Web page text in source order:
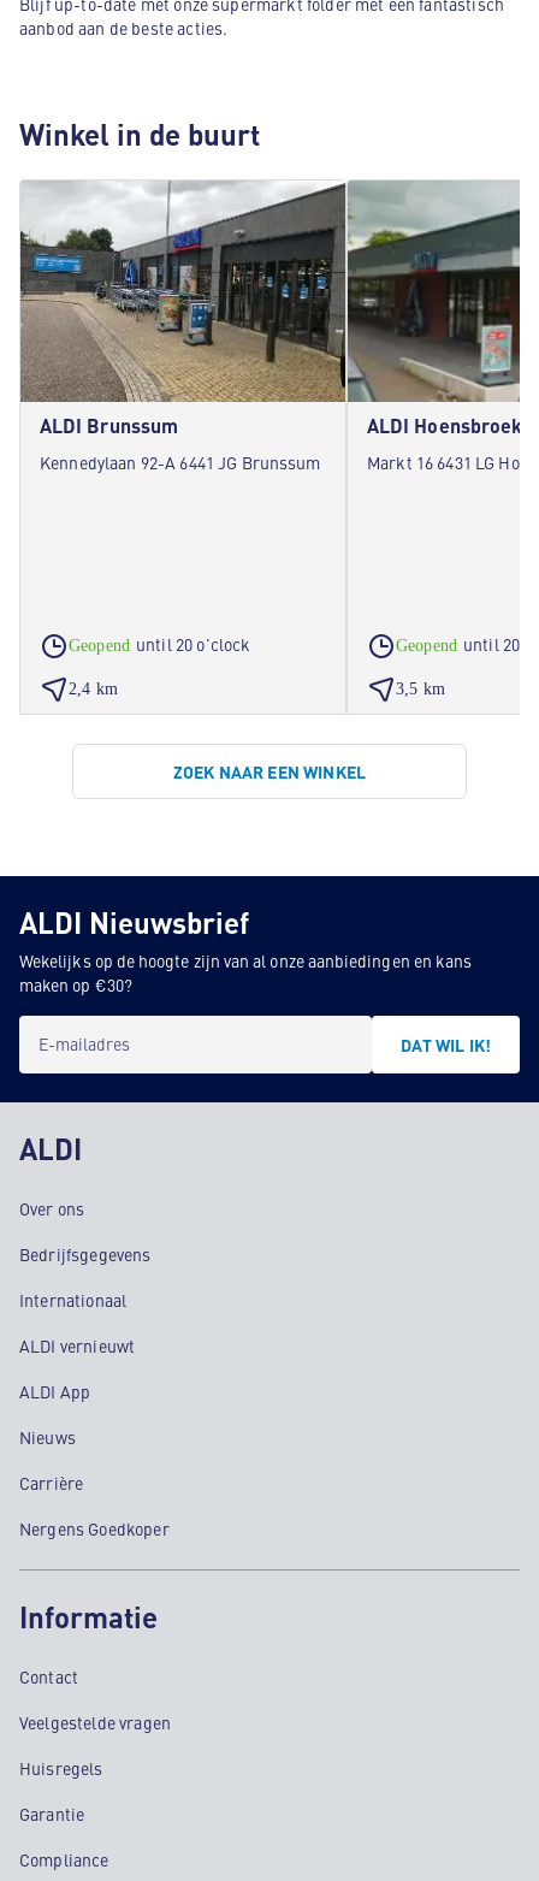
aanbod aan de beste acties.
Winkel in de buurt
ALDI Brunssum
Kennedylaan 92-A 6441 JG Brunssum
Geopend until 20 o'clock
2,4 km
ALDI Hoensbroek
Markt 16 6431 LG
Geopend until 20
3,5 km
ZOEK NAAR EEN WINKEL
ALDI Nieuwsbrief
Wekelijks op de hoogte zijn van al onze aanbiedingen en kans
maken op €30?
E-mailadres DAT WIL IK!
ALDI
Over ons
Bedrijfsgegevens
Internationaal
ALDI vernieuwt
ALDI App
Nieuws
Carrière
Nergens Goedkoper
Informatie
Contact
Veelgestelde vragen
Huisregels
Garantie
Compliance